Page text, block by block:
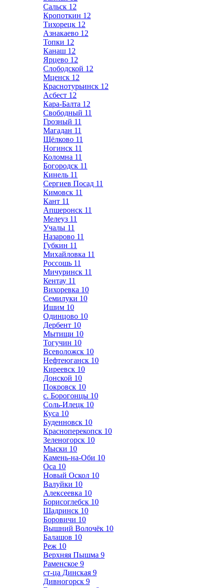
Сальск 12
Кропоткин 12
Тихорецк 12
Азнакаево 12
Топки 12
Канаш 12
Ярцево 12
Слободской 12
Мценск 12
Краснотурьинск 12
Асбест 12
Кара-Балта 12
Свободный 11
Грозный 11
Магадан 11
Щёлково 11
Ногинск 11
Коломна 11
Богородск 11
Кинель 11
Сергиев Посад 11
Кимовск 11
Кант 11
Апшеронск 11
Мелеуз 11
Учалы 11
Назарово 11
Губкин 11
Михайловка 11
Россошь 11
Мичуринск 11
Кентау 11
Вихоревка 10
Семилуки 10
Ишим 10
Одинцово 10
Дербент 10
Мытищи 10
Тогучин 10
Всеволожск 10
Нефтеюганск 10
Киреевск 10
Донской 10
Покровск 10
с. Борогонцы 10
Соль-Илецк 10
Куса 10
Буденновск 10
Красноперекопск 10
Зеленогорск 10
Мыски 10
Камень-на-Оби 10
Оса 10
Новый Оскол 10
Валуйки 10
Алексеевка 10
Борисоглебск 10
Шадринск 10
Боровичи 10
Вышний Волочёк 10
Балашов 10
Реж 10
Верхняя Пышма 9
Раменское 9
ст-ца Динская 9
Дивногорск 9